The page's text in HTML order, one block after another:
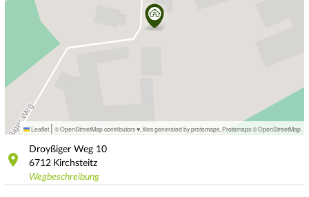
Leaflet | © OpenStreetMap contributors ♥, tiles generated by protomaps Protomaps©OpenStreetMap
Droyßiger Weg 10
6712 Kirchsteitz
Wegbeschreibung